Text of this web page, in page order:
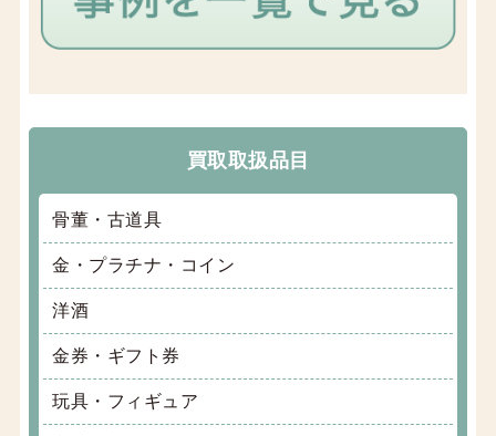
買取取扱品目
骨董・古道具
金・プラチナ・コイン
洋酒
金券・ギフト券
玩具・フィギュア